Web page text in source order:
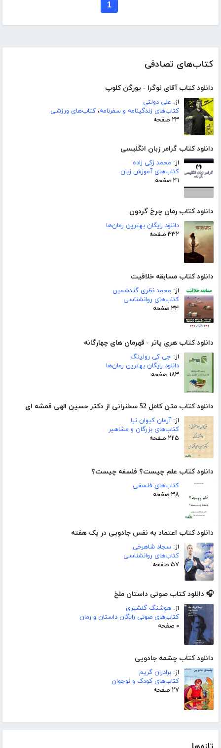
کتاب‌های تصادفی
دانلود کتاب آقای نوگرا - یورگن کلوپ
از: علی دولتی
کتاب‌های زندگینامه و سفرنامه، کتاب‌های ورزشی
۲۳ صفحه
دانلود کتاب گرامر زبان انگلیسی
از: محمد زکی زاده
کتاب‌های آموزش زبان
۴۱ صفحه
دانلود کتاب رمان چرخ گردون
دانلود رایگان بهترین رمان‌ها
۳۳۲ صفحه
دانلود کتاب مسابقه خلاقیت
از: محمد نظری گندشمین
کتاب‌های روانشناسی
۳۴ صفحه
دانلود کتاب هری پاتر - قهرمان های چهارگانه
از: جی کی رولینگ
دانلود رایگان بهترین رمان‌ها
۱۸۳ صفحه
دانلود کتاب متن کامل 52 سخنرانی از دکتر حسین الهی قمشه ای
از: آرمان کیوان نیا
کتاب‌های بزرگان و مشاهیر
۲۲۵ صفحه
دانلود کتاب علم چیست؟ فلسفه چیست؟
کتاب‌های فلسفی
۳۸ صفحه
دانلود کتاب اعتماد به نفس جادویی در یک هفته
از: سجاد شاهرخی
کتاب‌های روانشناسی
۵۷ صفحه
🎧 دانلود کتاب صوتی داستان ملخ
از: هوشنگ گلشیری
کتاب‌های صوتی رایگان داستان و رمان
۰ صفحه
دانلود کتاب چشمه جادویی
از: برادران گریم
کتاب‌های کودک و نوجوان
۲۷ صفحه
1